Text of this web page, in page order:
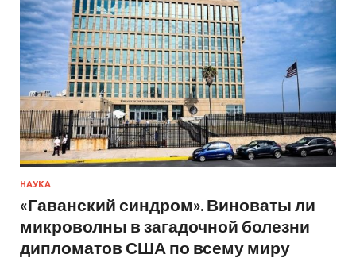
НАУКА
«Гаванский синдром». Виноваты ли
микроволны в загадочной болезни
дипломатов США по всему миру